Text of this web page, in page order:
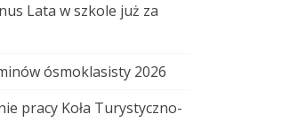
Lata w szkole już za
ósmoklasisty 2026
pracy Koła Turystyczno-